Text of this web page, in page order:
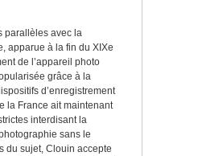
parallèles avec la
apparue à la fin du XIXe
de l’appareil photo
grâce à la
d’enregistrement
la France ait maintenant
interdisant la
sans le
du sujet, Clouin accepte